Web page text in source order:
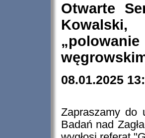
Otwarte
08.01.2025
Zapraszamy do
Badań nad